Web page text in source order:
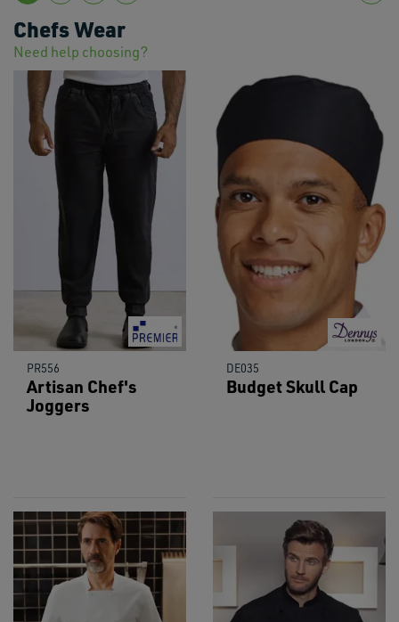
Chefs Wear
Need help choosing?
PR556
Artisan Chef's
Joggers
DE035
Budget Skull Cap